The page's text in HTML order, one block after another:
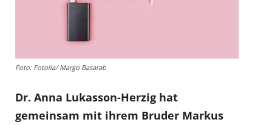
Foto: Fotolia/ Margo Basarab
Dr. Anna Lukasson-Herzig hat
gemeinsam mit ihrem Bruder Markus